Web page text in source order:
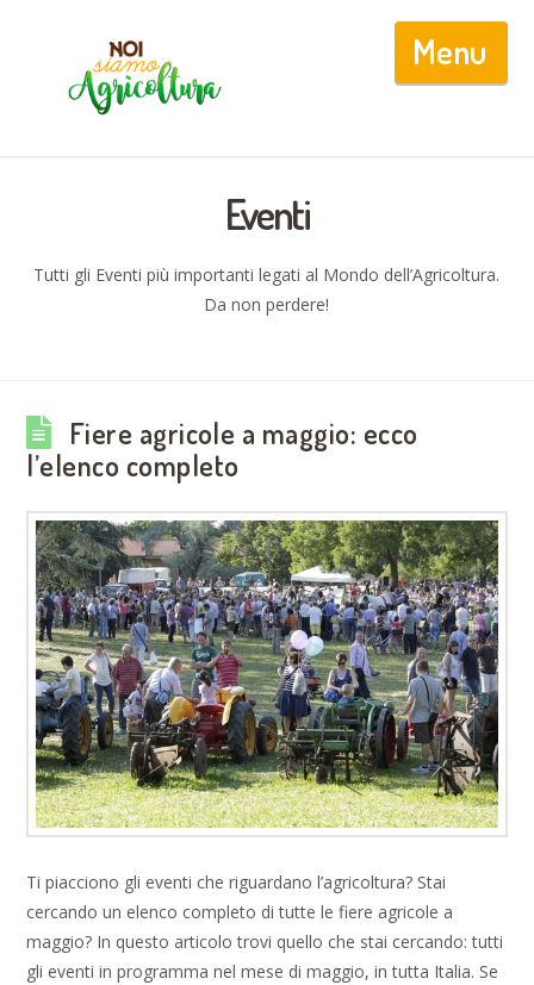
Eventi
Tutti gli Eventi più importanti legati al Mondo dell’Agricoltura.
Da non perdere!
Fiere agricole a maggio: ecco
l’elenco completo
Ti piacciono gli eventi che riguardano l’agricoltura? Stai
cercando un elenco completo di tutte le fiere agricole a
maggio? In questo articolo trovi quello che stai cercando: tutti
gli eventi in programma nel mese di maggio, in tutta Italia. Se